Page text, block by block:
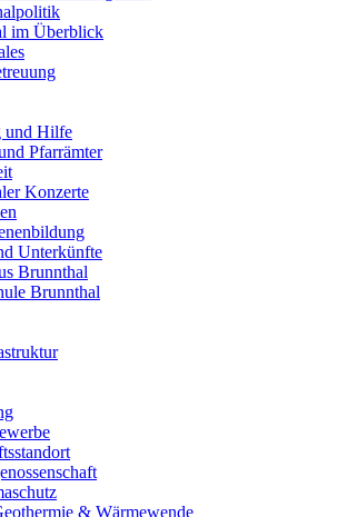
im Überblick
und Hilfe
Pfarrämter
Konzerte
Unterkünfte
Brunnthal
Brunnthal
& Wärmewende